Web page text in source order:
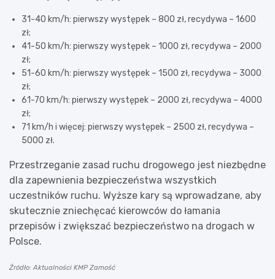
31-40 km/h: pierwszy występek – 800 zł, recydywa – 1600
zł;
41-50 km/h: pierwszy występek – 1000 zł, recydywa – 2000
zł;
51-60 km/h: pierwszy występek – 1500 zł, recydywa – 3000
zł;
61-70 km/h: pierwszy występek – 2000 zł, recydywa – 4000
zł;
71 km/h i więcej: pierwszy występek – 2500 zł, recydywa –
5000 zł.
Przestrzeganie zasad ruchu drogowego jest niezbędne
dla zapewnienia bezpieczeństwa wszystkich
uczestników ruchu. Wyższe kary są wprowadzane, aby
skutecznie zniechęcać kierowców do łamania
przepisów i zwiększać bezpieczeństwo na drogach w
Polsce.
Źródło: Aktualności KMP Zamość